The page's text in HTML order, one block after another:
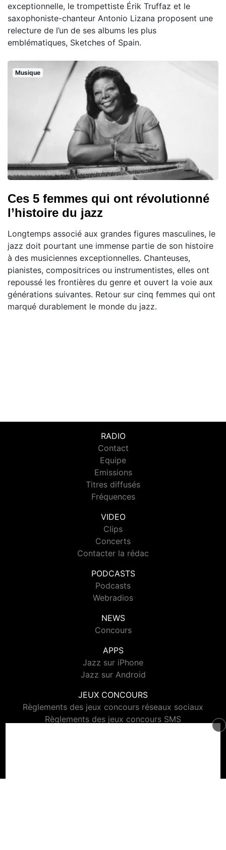
exceptionnelle, le trompettiste Érik Truffaz et le
saxophoniste-chanteur Antonio Lizana proposent une
relecture de l’un de ses albums les plus
emblématiques, Sketches of Spain.
Musique
Ces 5 femmes qui ont révolutionné
l’histoire du jazz
Longtemps associé aux grandes figures masculines, le
jazz doit pourtant une immense partie de son histoire
à des musiciennes exceptionnelles. Chanteuses,
pianistes, compositrices ou instrumentistes, elles ont
repoussé les frontières du genre et ouvert la voie aux
générations suivantes. Retour sur cinq femmes qui ont
marqué durablement le monde du jazz.
RADIO
Contact
Equipe
Emissions
Titres diffusés
Fréquences
VIDEO
Clips
Concerts
Contacter la rédac
PODCASTS
Podcasts
Webradios
NEWS
Concours
APPS
Jazz sur iPhone
Jazz sur Android
JEUX CONCOURS
Règlements des jeux concours réseaux sociaux
Règlements des jeux concours SMS